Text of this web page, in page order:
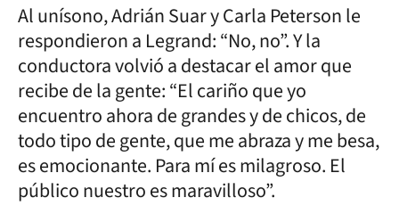
Al unísono, Adrián Suar y Carla Peterson le
respondieron a Legrand: “No, no”. Y la
conductora volvió a destacar el amor que
recibe de la gente: “El cariño que yo
encuentro ahora de grandes y de chicos, de
todo tipo de gente, que me abraza y me besa,
es emocionante. Para mí es milagroso. El
público nuestro es maravilloso”.